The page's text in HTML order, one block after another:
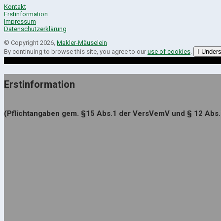
Kontakt
Erstinformation
Impressum
Datenschutzerklärung
© Copyright 2026, Makler-Mäuselein
By continuing to browse this site, you agree to our use of cookies I
Erstinformation
(Pflichtangaben gem. §15 Abs.1 der VersVemV und § 12